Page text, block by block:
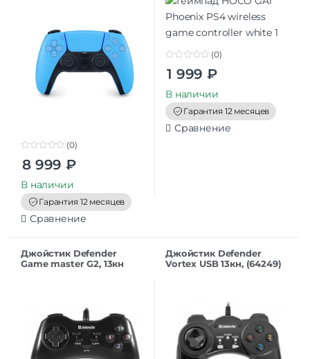
o
t
o
f
5
(0)
8 999 ₽
В наличии
Гарантия 12 месяцев
Сравнение
t
o
f
5
(0)
1 999 ₽
В наличии
Гарантия 12 месяцев
Сравнение
Джойстик Defender
Game master G2, 13кн
Джойстик Defender
Vortex USB 13кн, (64249)